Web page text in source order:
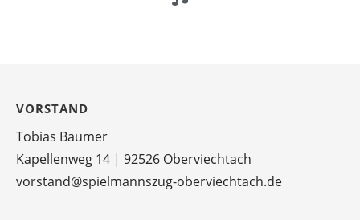
VORSTAND
Tobias Baumer
Kapellenweg 14 | 92526 Oberviechtach
vorstand@spielmannszug-oberviechtach.de